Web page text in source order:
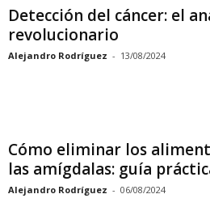
Detección del cáncer: el
revolucionario
Alejandro Rodríguez - 13/08/2024
Cómo eliminar los
las amígdalas: guía
Alejandro Rodríguez - 06/08/2024